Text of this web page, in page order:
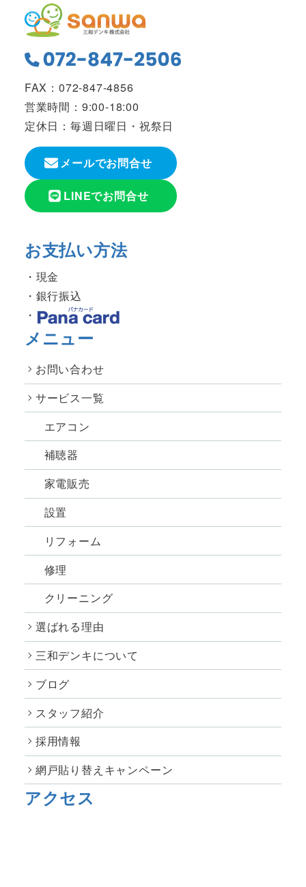
FAX：072-847-4856
営業時間：9:00-18:00
定休日：毎週日曜日・祝祭日
メールでお問合せ
LINEでお問合せ
お支払い方法
現金
銀行振込
メニュー
お問い合わせ
サービス一覧
エアコン
補聴器
家電販売
設置
リフォーム
修理
クリーニング
選ばれる理由
三和デンキについて
ブログ
スタッフ紹介
採用情報
網戸貼り替えキャンペーン
アクセス